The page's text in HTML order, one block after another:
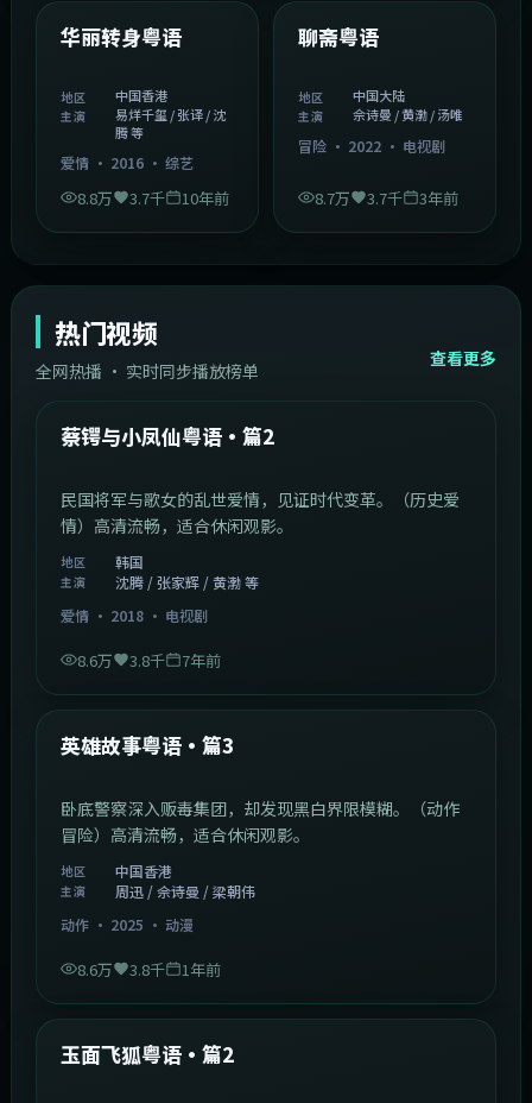
精选
华丽转身粤语
地区 中国香港
主演
易烊千玺 / 张译 / 沈
腾 等
爱情· 2016· 综艺
8.8万 3.7千 10年前
精选
聊斋粤语
地区 中国大陆
主演 佘诗曼 / 黄渤 / 汤唯
冒险· 2022· 电视剧
8.7万 3.7千 3年前
热门视频
全网热播 · 实时同步播放榜单
查看更多
热门
韩国 44:14
蔡锷与小凤仙粤语·篇2
民国将军与歌女的乱世爱情，见证时代变革。（历史爱
情）高清流畅，适合休闲观影。
地区 韩国
主演
沈腾 / 张家辉 / 黄渤 等
爱情· 2018· 电视剧
8.6万 3.8千 7年前
热门
英雄故事粤语·篇3
卧底警察深入贩毒集团，却发现黑白界限模糊。（动作
冒险）高清流畅，适合休闲观影。
地区 中国香港
主演
周迅 / 佘诗曼 / 梁朝伟
动作· 2025 · 动漫
8.6万 3.8千 1年前
热门
玉面飞狐粤语·篇2